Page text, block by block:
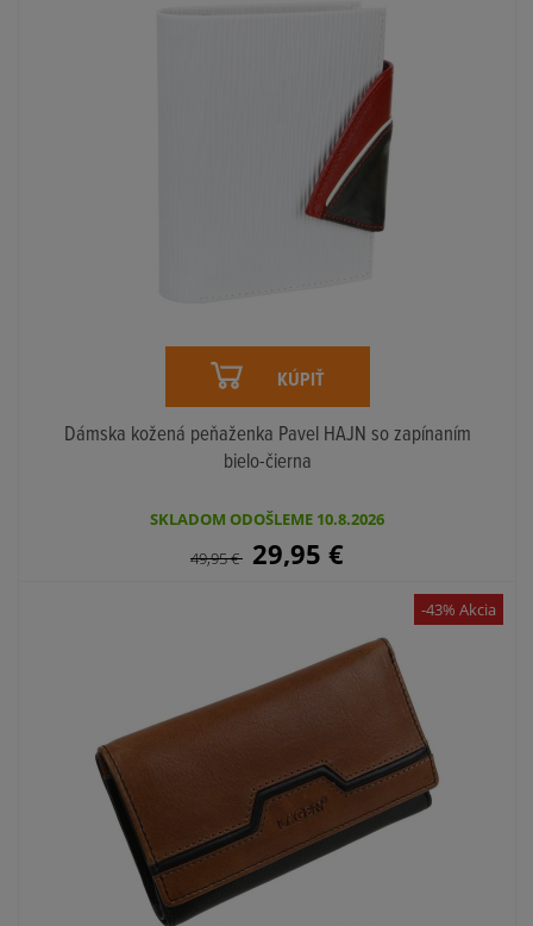
KÚPIŤ
Dámska kožená peňaženka Pavel HAJN so zapínaním
bielo-čierna
SKLADOM ODOŠLEME 10.8.2026
49,95€ 29,95 €
-43% Akcia